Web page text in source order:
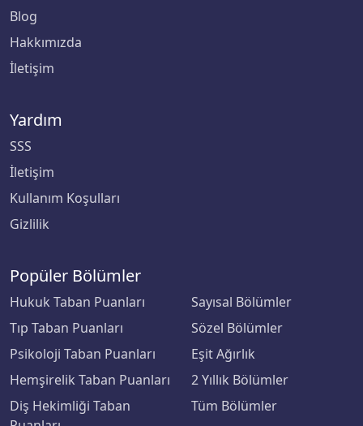
Blog
Hakkımızda
İletişim
Yardım
SSS
İletişim
Kullanım Koşulları
Gizlilik
Popüler Bölümler
Hukuk Taban Puanları
Tıp Taban Puanları
Psikoloji Taban Puanları
Hemşirelik Taban Puanları
Diş Hekimliği Taban
Sayısal Bölümler
Sözel Bölümler
Eşit Ağırlık
2 Yıllık Bölümler
Tüm Bölümler